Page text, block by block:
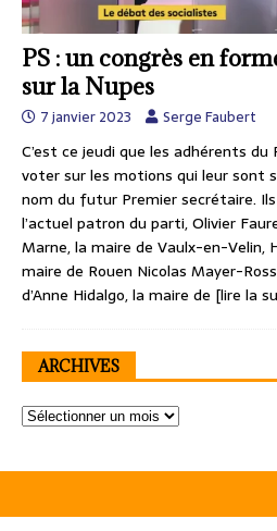
PS : un congrès en
sur la Nupes
7 janvier 2023 Serge Faubert
C’est ce jeudi que les adhérents
voter sur les motions qui leur sont
nom du futur Premier secrétaire.
l’actuel patron du parti, Olivier
Marne, la maire de Vaulx-en-Velin,
maire de Rouen Nicolas Mayer-
d’Anne Hidalgo, la maire de [lire la
ARCHIVES